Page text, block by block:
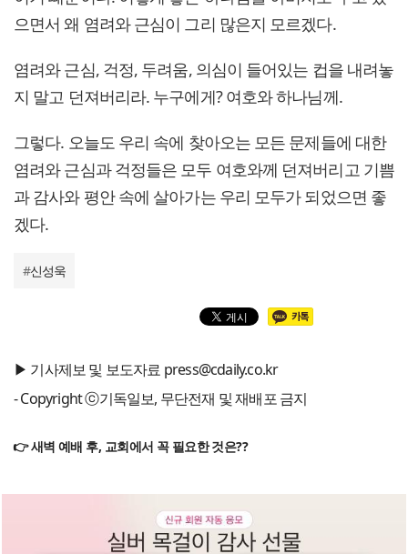
으면서 왜 염려와 근심이 그리 많은지 모르겠다.
염려와 근심, 걱정, 두려움, 의심이 들어있는 컵을 내려놓
지 말고 던져버리라. 누구에게? 여호와 하나님께.
그렇다. 오늘도 우리 속에 찾아오는 모든 문제들에 대한
염려와 근심과 걱정들은 모두 여호와께 던져버리고 기쁨
과 감사와 평안 속에 살아가는 우리 모두가 되었으면 좋
겠다.
#신성욱
▶ 기사제보 및 보도자료 press@cdaily.co.kr
- Copyright ⓒ기독일보, 무단전재 및 재배포 금지
👉 새벽 예배 후, 교회에서 꼭 필요한 것은??